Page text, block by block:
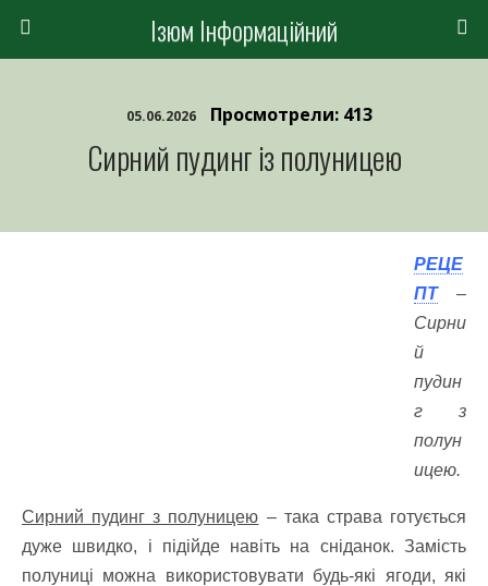
Ізюм Інформаційний
05.06.2026 Просмотрели: 413
Сирний пудинг із полуницею
РЕЦЕ
ПТ–
Сирни
й
пудин
г з
полун
ицею.
Сирний пудинг з полуницею – така страва готується
дуже швидко, і підійде навіть на сніданок. Замість
полуниці можна використовувати будь-які ягоди, які